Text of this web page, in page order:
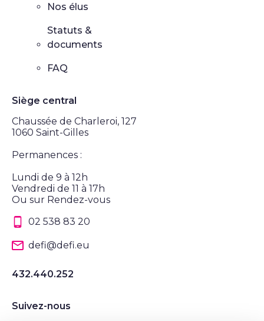
Nos élus
Statuts &
documents
FAQ
Siège central
Chaussée de Charleroi, 127
1060 Saint-Gilles
Permanences :
Lundi de 9 à 12h
Vendredi de 11 à 17h
Ou sur Rendez-vous
02 538 83 20
defi@defi.eu
432.440.252
Suivez-nous